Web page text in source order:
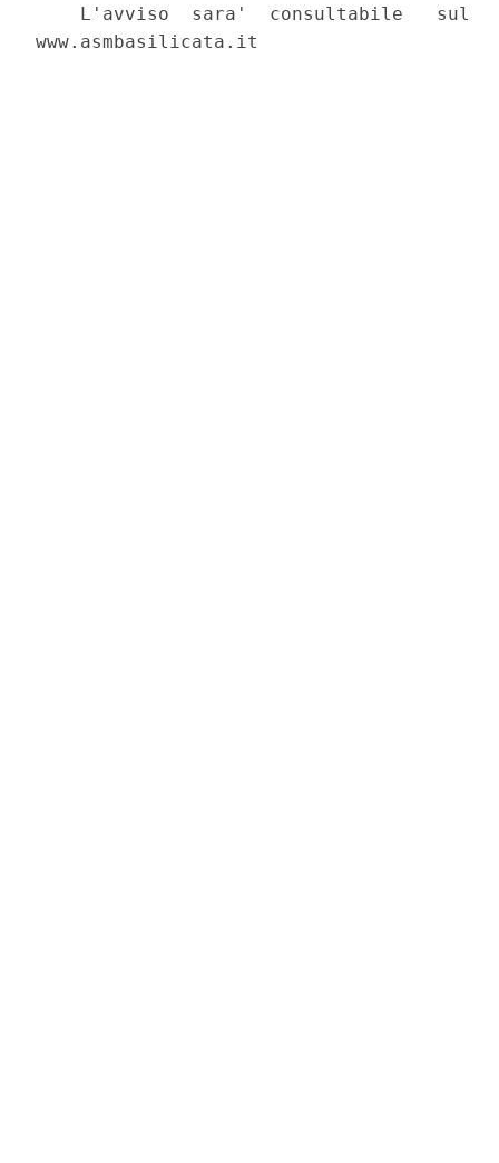
L'avviso  sara'  consultabile   sul
www.asmbasilicata.it